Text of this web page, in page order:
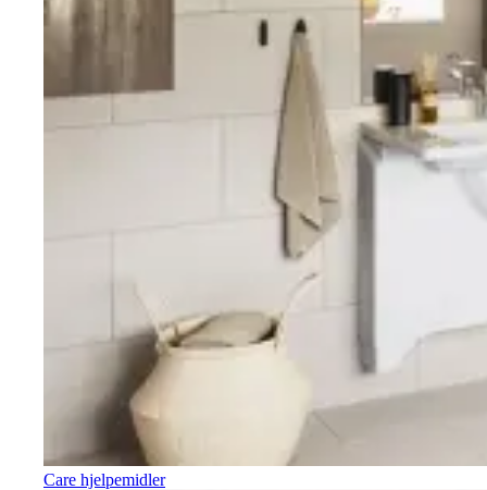
Care hjelpemidler